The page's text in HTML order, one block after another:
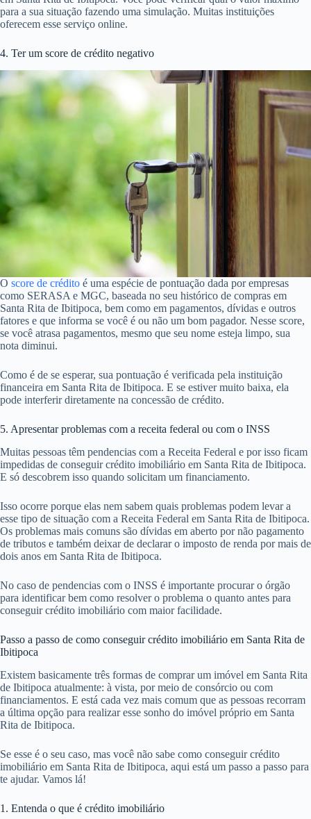
para a sua situação fazendo uma simulação. Muitas instituições
oferecem esse serviço online.
4. Ter um score de crédito negativo
O score de crédito é uma espécie de pontuação dada por empresas
como SERASA e MGC, baseada no seu histórico de compras em
Santa Rita de Ibitipoca, bem como em pagamentos, dívidas e outros
fatores e que informa se você é ou não um bom pagador. Nesse score,
se você atrasa pagamentos, mesmo que seu nome esteja limpo, sua
nota diminui.
Como é de se esperar, sua pontuação é verificada pela instituição
financeira em Santa Rita de Ibitipoca. E se estiver muito baixa, ela
pode interferir diretamente na concessão de crédito.
5. Apresentar problemas com a receita federal ou com o INSS
Muitas pessoas têm pendencias com a Receita Federal e por isso ficam
impedidas de conseguir crédito imobiliário em Santa Rita de Ibitipoca.
E só descobrem isso quando solicitam um financiamento.
Isso ocorre porque elas nem sabem quais problemas podem levar a
esse tipo de situação com a Receita Federal em Santa Rita de Ibitipoca.
Os problemas mais comuns são dívidas em aberto por não pagamento
de tributos e também deixar de declarar o imposto de renda por mais de
dois anos em Santa Rita de Ibitipoca.
No caso de pendencias com o INSS é importante procurar o órgão
para identificar bem como resolver o problema o quanto antes para
conseguir crédito imobiliário com maior facilidade.
Passo a passo de como conseguir crédito imobiliário em Santa Rita de
Ibitipoca
Existem basicamente três formas de comprar um imóvel em Santa Rita
de Ibitipoca atualmente: à vista, por meio de consórcio ou com
financiamentos. E está cada vez mais comum que as pessoas recorram
a última opção para realizar esse sonho do imóvel próprio em Santa
Rita de Ibitipoca.
Se esse é o seu caso, mas você não sabe como conseguir crédito
imobiliário em Santa Rita de Ibitipoca, aqui está um passo a passo para
te ajudar. Vamos lá!
1. Entenda o que é crédito imobiliário